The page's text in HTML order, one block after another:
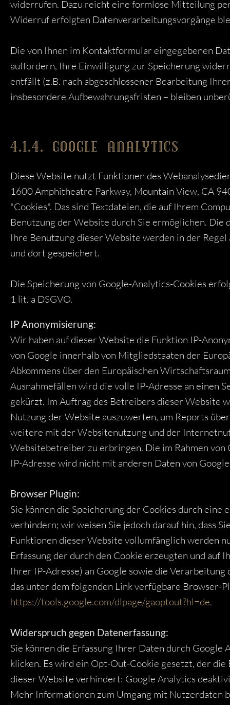
widerrufen. Dazu reicht eine formlose Mitteilung
Widerruf erfolgten Datenverarbeitungsvorgänge
Die von Ihnen im Kontaktformular eingegebenen
auffordern, Ihre Einwilligung zur Speicherung
entfällt (z.B. nach abgeschlossener Bearbeitung
insbesondere Aufbewahrungsfristen – bleiben
4.1.4. GOOGLE ANALYTICS
Diese Website nutzt Funktionen des
1600 Amphitheatre Parkway, Mountain View, CA
"Cookies". Das sind Textdateien, die auf Ihrem
Benutzung der Website durch Sie ermöglichen.
Ihre Benutzung dieser Website werden in der
und dort gespeichert.
Die Speicherung von Google-Analytics-Cookies
1 lit. a DSGVO.
IP Anonymisierung:
Wir haben auf dieser Website die Funktion IP-
von Google innerhalb von Mitgliedstaaten der
Abkommens über den Europäischen
Ausnahmefällen wird die volle IP-Adresse an einen
gekürzt. Im Auftrag des Betreibers dieser Website
Nutzung der Website auszuwerten, um Reports
weitere mit der Websitenutzung und der
Websitebetreiber zu erbringen. Die im Rahmen
IP-Adresse wird nicht mit anderen Daten von
Browser Plugin:
Sie können die Speicherung der Cookies durch
verhindern; wir weisen Sie jedoch darauf hin, dass
Funktionen dieser Website vollumfänglich werden
Erfassung der durch den Cookie erzeugten und auf
Ihrer IP-Adresse) an Google sowie die
das unter dem folgenden Link verfügbare Browser-
https://tools.google.com/dlpage/gaoptout?hl=de.
Widerspruch gegen Datenerfassung:
Sie können die Erfassung Ihrer Daten durch
klicken. Es wird ein Opt-Out-Cookie gesetzt, der
dieser Website verhindert: Google Analytics
Mehr Informationen zum Umgang mit Nutzerdaten